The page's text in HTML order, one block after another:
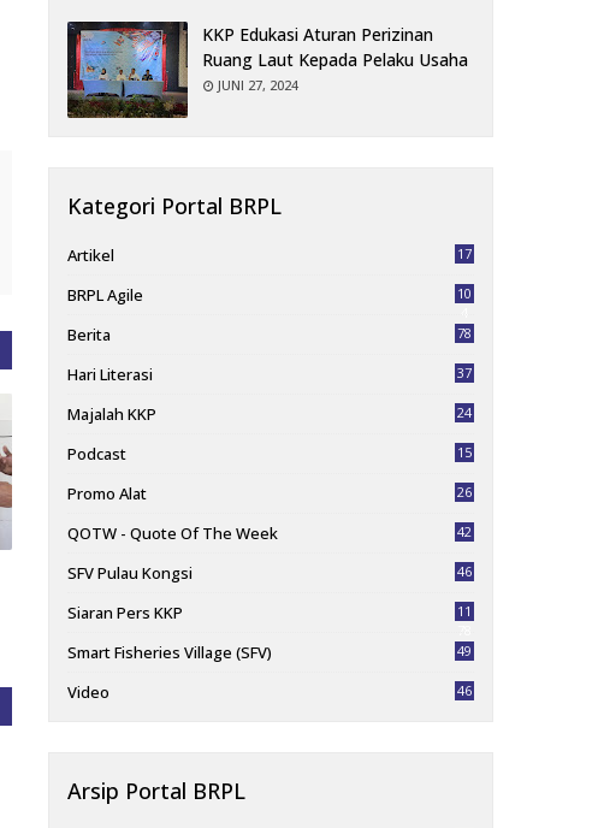
KKP Edukasi Aturan Perizinan
Ruang Laut Kepada Pelaku Usaha
JUNI 27, 2024
Kategori Portal BRPL
Artikel 17
BRPL Agile
10
Berita 78
Hari Literasi 37
Majalah KKP 24
Podcast 15
Promo Alat 26
QOTW - Quote Of The Week 42
SFV Pulau Kongsi 46
Siaran Pers KKP
11
Smart Fisheries Village (SFV) 49
Video 46
Arsip Portal BRPL